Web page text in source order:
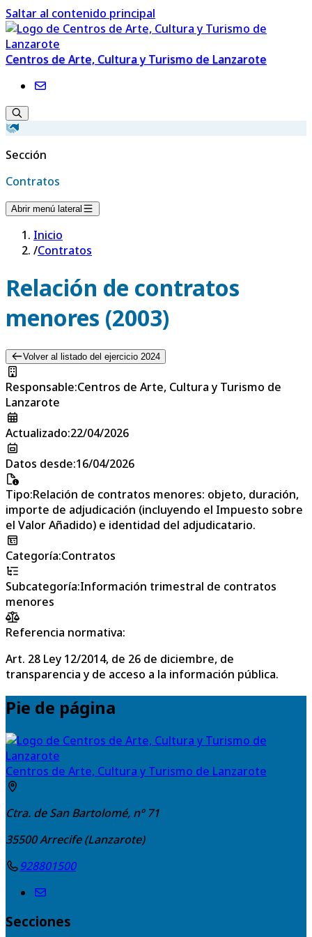
Saltar al contenido principal
Centros de Arte, Cultura y Turismo de Lanzarote
Sección
Contratos
Abrir menú lateral
Inicio
/Contratos
Relación de contratos
menores (2003)
Volver al listado del ejercicio 2024
Responsable:Centros de Arte, Cultura y Turismo de
Lanzarote
Actualizado:22/04/2026
Datos desde:16/04/2026
Tipo:Relación de contratos menores: objeto, duración,
importe de adjudicación (incluyendo el Impuesto sobre
el Valor Añadido) e identidad del adjudicatario.
Categoría:Contratos
Subcategoría:Información trimestral de contratos
menores
Referencia normativa:
Art. 28 Ley 12/2014, de 26 de diciembre, de
transparencia y de acceso a la información pública.
Pie de página
Centros de Arte, Cultura y Turismo de Lanzarote
Ctra. de San Bartolomé, nº 71
35500Arrecife (Lanzarote)
928801500
Secciones